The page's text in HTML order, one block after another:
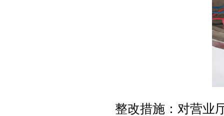
整改措施：对营业